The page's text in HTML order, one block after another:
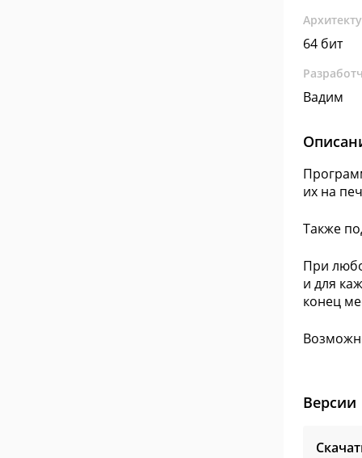
64 бит
Вадим
их на
Также
При
и для
конец
Версии